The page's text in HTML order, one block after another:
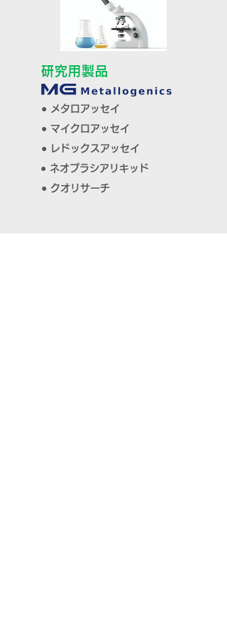
研究用製品
● メタロアッセイ
● マイクロアッセイ
● レドックスアッセイ
● ネオプラシアリキッド
● クオリサーチ